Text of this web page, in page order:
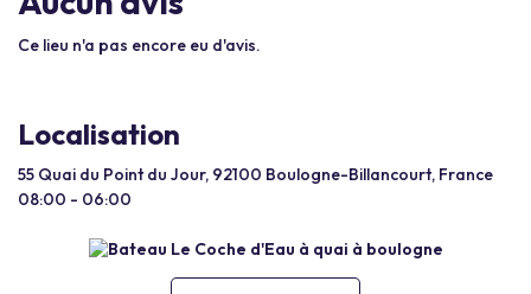
Ce lieu n'a pas encore eu d'avis.
Localisation
55 Quai du Point du Jour, 92100 Boulogne-Billancourt, France
08:00 - 06:00